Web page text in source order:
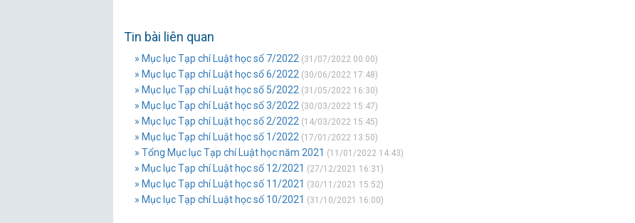
Tin bài liên quan
» Mục lục Tạp chí Luật học số 7/2022 (31/07/2022 00:00)
» Mục lục Tạp chí Luật học số 6/2022 (30/06/2022 17:48)
» Mục lục Tạp chí Luật học số 5/2022 (31/05/2022 16:30)
» Mục lục Tạp chí Luật học số 3/2022 (30/03/2022 15:47)
» Mục lục Tạp chí Luật học số 2/2022 (14/03/2022 15:45)
» Mục lục Tạp chí Luật học số 1/2022 (17/01/2022 13:50)
» Tổng Mục lục Tạp chí Luật học năm 2021 (11/01/2022 14:43)
» Mục lục Tạp chí Luật học số 12/2021 (27/12/2021 16:31)
» Mục lục Tạp chí Luật học số 11/2021 (30/11/2021 15:52)
» Mục lục Tạp chí Luật học số 10/2021 (31/10/2021 16:00)